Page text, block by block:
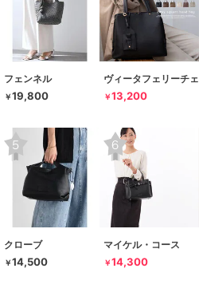
フェンネル
￥19,800
ヴィータフェリーチェ
￥13,200
クローブ
￥14,500
マイケル・コース
￥14,300